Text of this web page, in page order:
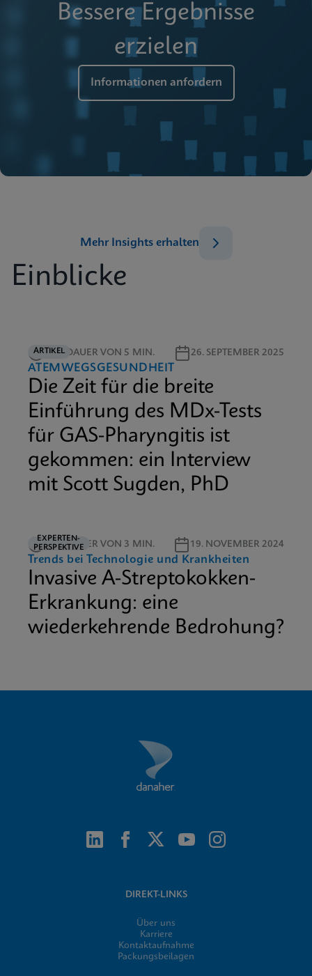
Bessere Ergebnisse
erzielen
Informationen anfordern
Einblicke
Mehr Insights erhalten
ARTIKEL
LESEDAUER VON 5 MIN. 26. SEPTEMBER 2025
ATEMWEGSGESUNDHEIT
Die Zeit für die breite
Einführung des MDx-Tests
für GAS-Pharyngitis ist
gekommen: ein Interview
mit Scott Sugden, PhD
EXPERTEN-
PERSPEKTIVE
LESEDAUER VON 3 MIN. 19. NOVEMBER 2024
Trends bei Technologie und Krankheiten
Invasive A-Streptokokken-
Erkrankung: eine
wiederkehrende Bedrohung?
DIREKT-LINKS
Über uns
Karriere
Kontaktaufnahme
Packungsbeilagen